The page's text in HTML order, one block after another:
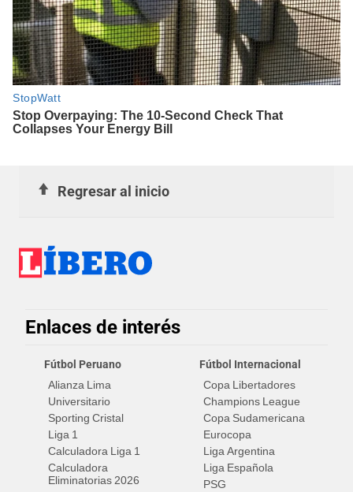
Regresar al inicio
Enlaces de interés
Fútbol Peruano
Alianza Lima
Universitario
Sporting Cristal
Liga 1
Calculadora Liga 1
Calculadora
Eliminatorias 2026
Fútbol Internacional
Copa Libertadores
Champions League
Copa Sudamericana
Eurocopa
Liga Argentina
Liga Española
PSG